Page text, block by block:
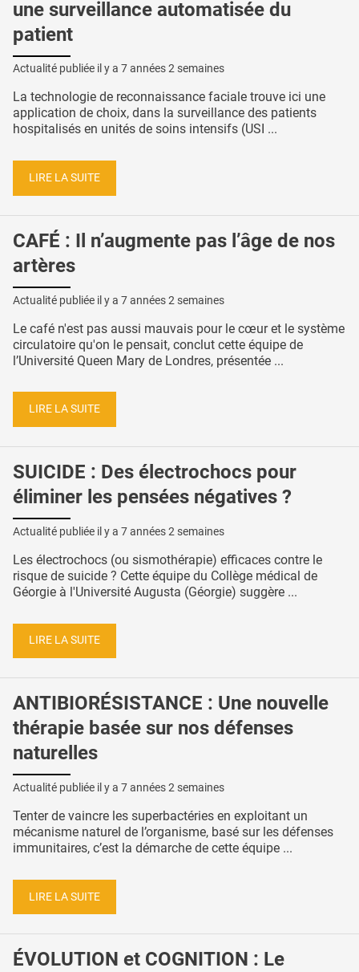
une surveillance automatisée du
patient
Actualité publiée il y a 7 années 2 semaines
La technologie de reconnaissance faciale trouve ici une
application de choix, dans la surveillance des patients
hospitalisés en unités de soins intensifs (USI ...
LIRE LA SUITE
CAFÉ : Il n’augmente pas l’âge de nos
artères
Actualité publiée il y a 7 années 2 semaines
Le café n'est pas aussi mauvais pour le cœur et le système
circulatoire qu'on le pensait, conclut cette équipe de
l’Université Queen Mary de Londres, présentée ...
LIRE LA SUITE
SUICIDE : Des électrochocs pour
éliminer les pensées négatives ?
Actualité publiée il y a 7 années 2 semaines
Les électrochocs (ou sismothérapie) efficaces contre le
risque de suicide ? Cette équipe du Collège médical de
Géorgie à l'Université Augusta (Géorgie) suggère ...
LIRE LA SUITE
ANTIBIORÉSISTANCE : Une nouvelle
thérapie basée sur nos défenses
naturelles
Actualité publiée il y a 7 années 2 semaines
Tenter de vaincre les superbactéries en exploitant un
mécanisme naturel de l’organisme, basé sur les défenses
immunitaires, c’est la démarche de cette équipe ...
LIRE LA SUITE
ÉVOLUTION et COGNITION : Le